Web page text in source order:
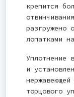
крепится
разгружено
лопатками
Уплотнение
и
торцового